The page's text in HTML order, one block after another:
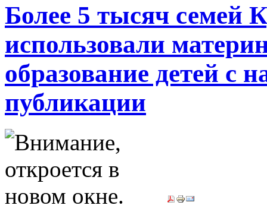
Более 5 тысяч семей
использовали
образование детей с
публикации